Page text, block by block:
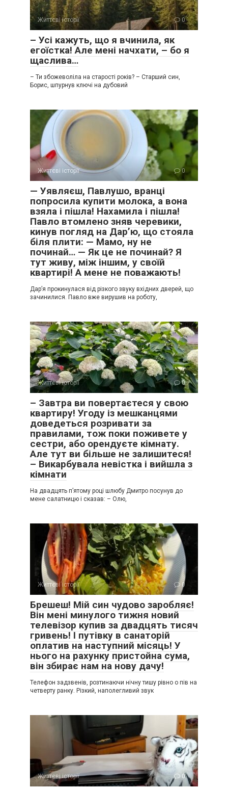
Життєві історії 0
– Усі кажуть, що я вчинила, як
егоїстка! Але мені начхати, – бо я
щаслива…
– Ти збожеволіла на старості років? – Старший син,
Борис, шпурнув ключі на дубовий
Життєві історії 0
— Уявляєш, Павлушо, вранці
попросила купити молока, а вона
взяла і пішла! Нахамила і пішла!
Павло втомлено зняв черевики,
кинув погляд на Дар’ю, що стояла
біля плити: — Мамо, ну не
починай… — Як це не починай? Я
тут живу, між іншим, у своїй
квартирі! А мене не поважають!
Дар’я прокинулася від різкого звуку вхідних дверей, що
зачинилися. Павло вже вирушив на роботу,
Життєві історії 0
– Завтра ви повертаєтеся у свою
квартиру! Угоду із мешканцями
доведеться розривати за
правилами, тож поки поживете у
сестри, або орендуєте кімнату.
Але тут ви більше не залишитеся!
– Викарбувала невістка і вийшла з
кімнати
На двадцять п’ятому році шлюбу Дмитро посунув до
мене салатницю і сказав: – Олю,
Життєві історії 0
Брешеш! Мій син чудово заробляє!
Він мені минулого тижня новий
телевізор купив за двадцять тисяч
гривень! І путівку в санаторій
оплатив на наступний місяць! У
нього на рахунку пристойна сума,
він збирає нам на нову дачу!
Телефон задзвенів, розтинаючи нічну тишу рівно о пів на
четверту ранку. Різкий, наполегливий звук
Життєві історії 0